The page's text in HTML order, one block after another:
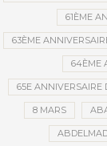
61ÈME
63ÈME
64ÈME
65E ANNIVERSAIRE
8 MARS